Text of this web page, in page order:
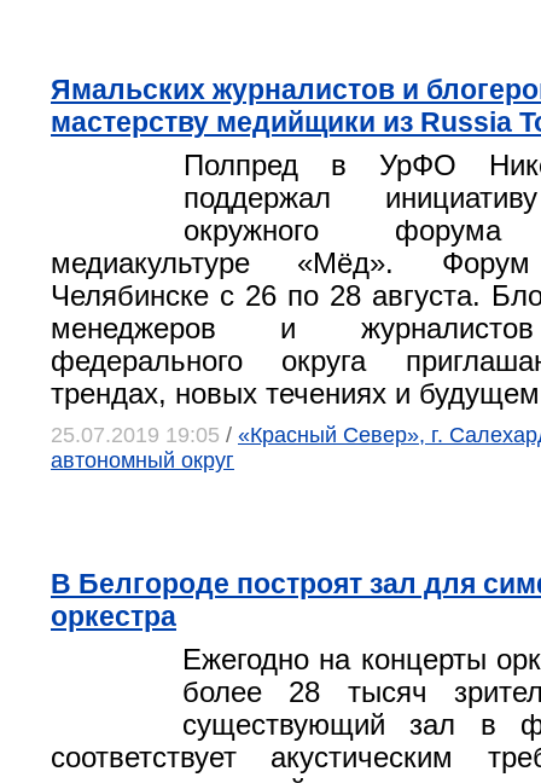
Ямальских журналистов и
мастерству медийщики из Russia
Полпред в УрФО
поддержал
окружного
медиакультуре «Мёд».
Челябинске с 26 по 28 августа.
менеджеров и журналистов
федерального округа
трендах, новых течениях и
25.07.2019 19:05 / «Красный Север», г.
автономный округ
В Белгороде построят зал для
оркестра
Ежегодно на концерты
более 28 тысяч
существующий зал в
соответствует акустическим